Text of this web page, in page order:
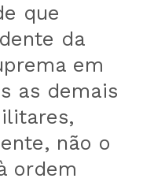
que
da
em
as demais
não o
ordem